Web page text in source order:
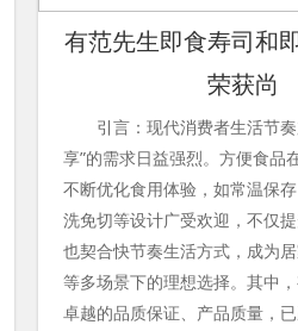
有范先生即食寿司和
荣获尚
引言：现代消费者生活节奏
享”的需求日益强烈。方便食品
不断优化食用体验，如常温保
洗免切等设计广受欢迎，不仅
也契合快节奏生活方式，成为
等多场景下的理想选择。其中
卓越的品质保证、产品质量，